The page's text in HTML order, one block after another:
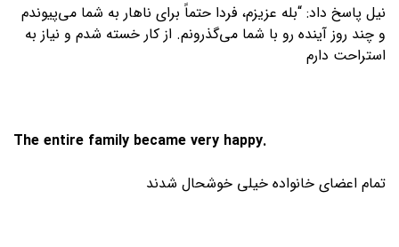
نیل پاسخ داد: “بله عزیزم، فردا حتماً برای ناهار به شما می‌پیوندم
و چند روز آینده رو با شما می‌گذرونم. از کار خسته شدم و نیاز به
استراحت دارم
The entire family became very happy.
تمام اعضای خانواده خیلی خوشحال شدند